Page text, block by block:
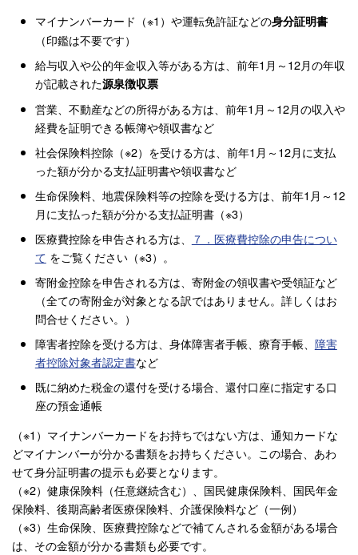
マイナンバーカード（※1）や運転免許証などの身分証明書
（印鑑は不要です）
給与収入や公的年金収入等がある方は、前年1月～12月の年収
が記載された源泉徴収票
営業、不動産などの所得がある方は、前年1月～12月の収入や
経費を証明できる帳簿や領収書など
社会保険料控除（※2）を受ける方は、前年1月～12月に支払
った額が分かる支払証明書や領収書など
生命保険料、地震保険料等の控除を受ける方は、前年1月～12
月に支払った額が分かる支払証明書（※3）
医療費控除を申告される方は、
７．医療費控除の申告につい
て をご覧ください（※3）。
寄附金控除を申告される方は、寄附金の領収書や受領証など
（全ての寄附金が対象となる訳ではありません。詳しくはお
問合せください。）
障害者控除を受ける方は、身体障害者手帳、療育手帳、 障害
者控除対象者認定書など
既に納めた税金の還付を受ける場合、還付口座に指定する口
座の預金通帳
（※1）マイナンバーカードをお持ちではない方は、通知カードな
どマイナンバーが分かる書類をお持ちください。この場合、あわ
せて身分証明書の提示も必要となります。
（※2）健康保険料（任意継続含む）、国民健康保険料、国民年金
保険料、後期高齢者医療保険料、介護保険料など（一例）
（※3）生命保険、医療費控除などで補てんされる金額がある場合
は、その金額が分かる書類も必要です。